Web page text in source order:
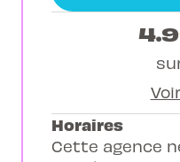
4.9
Horaires
Cette agence